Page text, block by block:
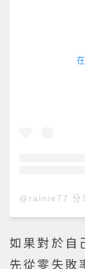
@rainie77 分
如果對於自
先從零失敗